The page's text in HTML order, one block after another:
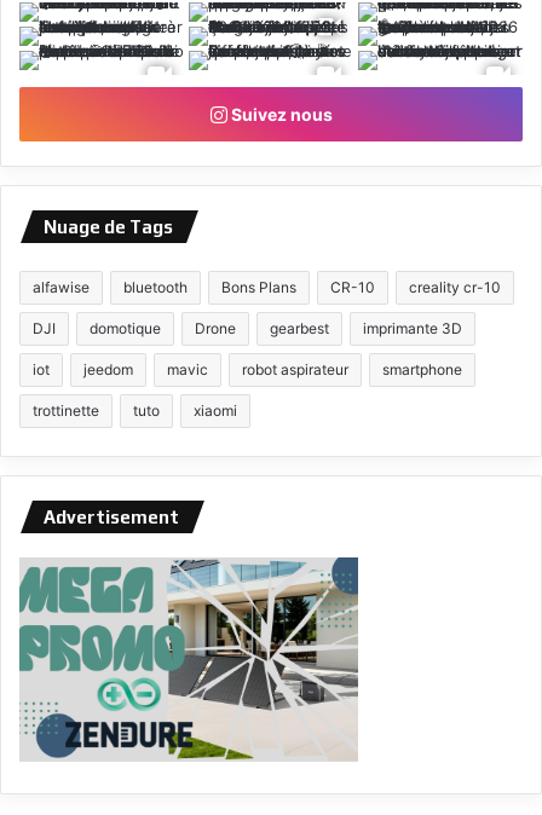
Suivez nous
Nuage de Tags
alfawise bluetooth Bons Plans CR-10 creality cr-10
DJI domotique Drone gearbest imprimante 3D
iot jeedom mavic robot aspirateur smartphone
trottinette tuto xiaomi
Advertisement